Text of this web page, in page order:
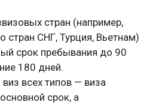
стран (например,
стран СНГ, Турция, Вьетнам)
срок пребывания до 90
180 дней.
всех типов — виза
срок, а